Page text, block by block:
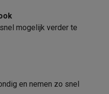
mogelijk verder te
en nemen zo snel